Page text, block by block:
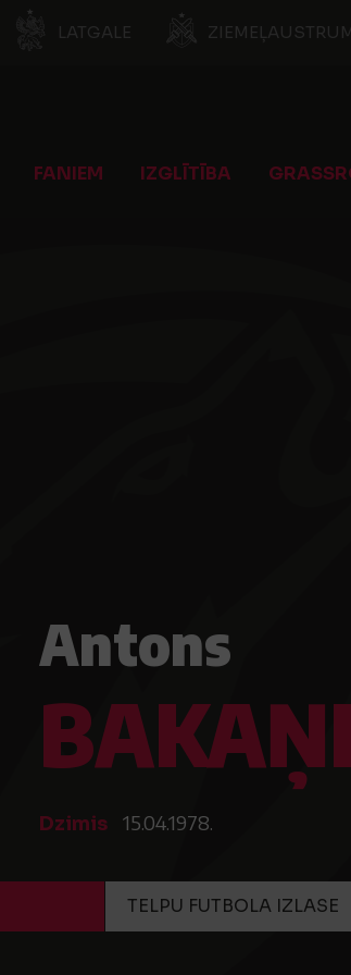
LATGALE
FANIEM IZGLĪTĪBA
Antons
Dzimis 15.04.1978.
TELPU FUTBOLA IZLASE